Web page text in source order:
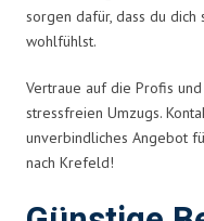
sorgen dafür, dass du
wohlfühlst.
Vertraue auf die Profis
stressfreien Umzugs.
unverbindliches Angebot
nach Krefeld!